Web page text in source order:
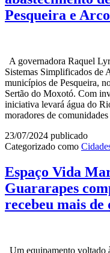
Pesqueira e
A governadora Raquel
Sistemas Simplificados de
municípios de Pesqueira,
Sertão do Moxotó. Com
iniciativa levará água do
moradores de
23/07/2024 publicado
Categorizado como
Espaço Vida
Guararapes
recebeu mais
Um equipamento voltado